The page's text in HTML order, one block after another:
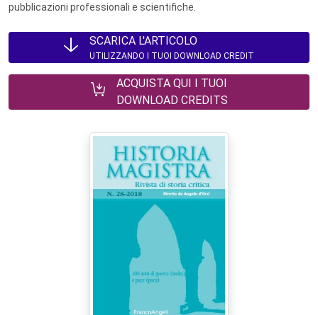
pubblicazioni professionali e scientifiche.
SCARICA L'ARTICOLO
UTILIZZANDO I TUOI DOWNLOAD CREDIT
ACQUISTA QUI I TUOI
DOWNLOAD CREDITS